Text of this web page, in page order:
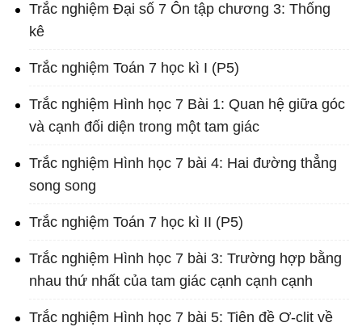
Trắc nghiệm Đại số 7 Ôn tập chương 3: Thống
kê
Trắc nghiệm Toán 7 học kì I (P5)
Trắc nghiệm Hình học 7 Bài 1: Quan hệ giữa góc
và cạnh đối diện trong một tam giác
Trắc nghiệm Hình học 7 bài 4: Hai đường thẳng
song song
Trắc nghiệm Toán 7 học kì II (P5)
Trắc nghiệm Hình học 7 bài 3: Trường hợp bằng
nhau thứ nhất của tam giác cạnh cạnh cạnh
Trắc nghiệm Hình học 7 bài 5: Tiên đề Ơ-clit về